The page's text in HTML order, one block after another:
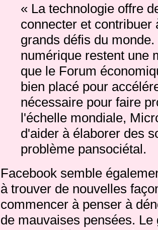
« La technologie offre
connecter et contribuer
grands défis du monde.
numérique restent une
que le Forum
bien placé pour
nécessaire pour faire
l'échelle mondiale,
d'aider à élaborer des
problème pansociétal.
Facebook semble
à trouver de nouvelles
commencer à penser à
de mauvaises pensées. Le